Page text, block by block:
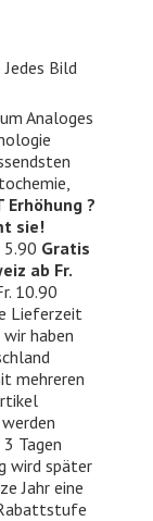
Bild
Analoges
Erhöhung ?
sie!
5.90 Gratis
ab Fr.
10.90
Lieferzeit
haben
mehreren
Tagen
wird später
Jahr eine